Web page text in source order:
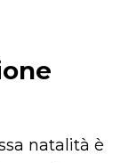
natalità è